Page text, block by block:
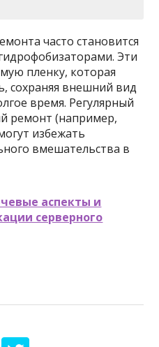
часто становится
Эти
пленку, которая
сохраняя внешний вид
время. Регулярный
ремонт (например,
избежать
вмешательства в
аспекты и
серверного